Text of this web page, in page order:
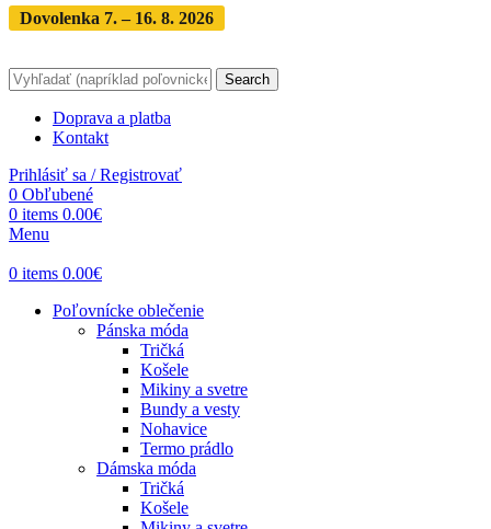
Dovolenka 7. – 16. 8. 2026
Search
Doprava a platba
Kontakt
Prihlásiť sa / Registrovať
0 Obľubené
0 items 0.00€
Menu
0 items 0.00€
Poľovnícke oblečenie
Pánska móda
Tričká
Košele
Mikiny a svetre
Bundy a vesty
Nohavice
Termo prádlo
Dámska móda
Tričká
Košele